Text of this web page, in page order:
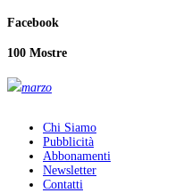
Facebook
100 Mostre
marzo
Chi Siamo
Pubblicità
Abbonamenti
Newsletter
Contatti